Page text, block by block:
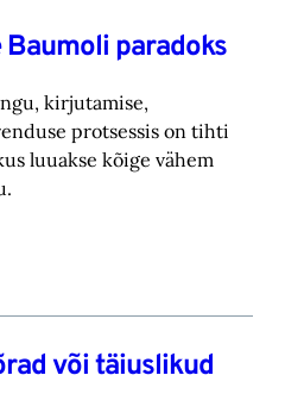
paradoks
kirjutamise,
protsessis on tihti
luuakse kõige vähem
või täiuslikud